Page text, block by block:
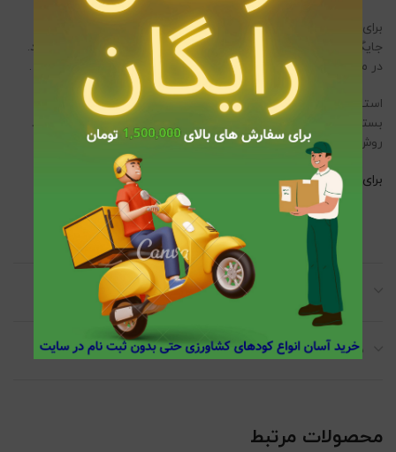
برای کاهش انتشار آمونیاک و بهبود کارایی کود، می‌توان از منابع
جایگزین گوگرد مانند سولفات پتاسیم، سولفات منیزیم استفاده کرد.
در مجموع، سولفات آمونیوم یک منبع موثر برای تامین گوگرد است .
استفاده از کود سولفات آمونیوم به روش‌ها و میزان‌های مختلفی
بستگی به نوع گیاه، شرایط خاک و هدف کشاورزی دارد. در اینجا چند
روش و مقدار استفاده معمول برای این کود آورده شده است:
برای استفاده دقیق از این محصول به اینجا مراجعه کنید .
توضیحات تکمیلی
نظرات (0)
محصولات مرتبط